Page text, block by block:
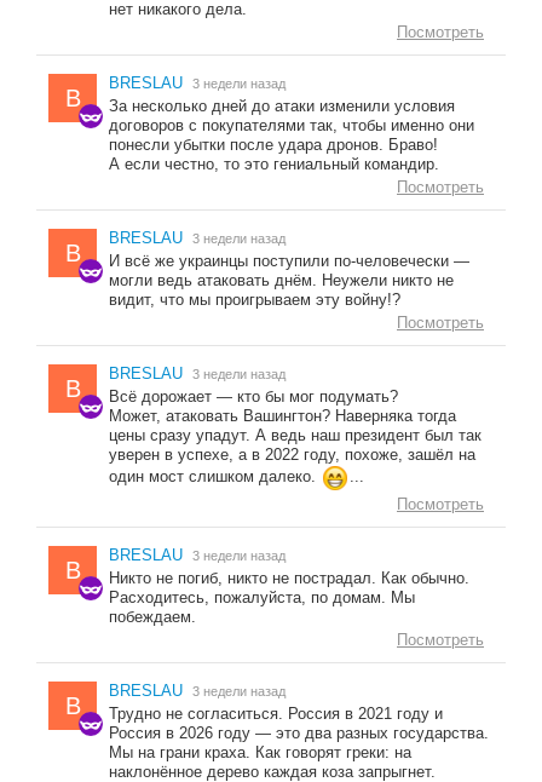
нет никакого дела.
Посмотреть
B
BRESLAU 3 недели назад
За несколько дней до атаки изменили условия
договоров с покупателями так, чтобы именно они
понесли убытки после удара дронов. Браво!
А если честно, то это гениальный командир.
Посмотреть
B
BRESLAU 3 недели назад
И всё же украинцы поступили по-человечески —
могли ведь атаковать днём. Неужели никто не
видит, что мы проигрываем эту войну!?
Посмотреть
B
BRESLAU 3 недели назад
Всё дорожает — кто бы мог подумать?
Может, атаковать Вашингтон? Наверняка тогда
цены сразу упадут. А ведь наш президент был так
уверен в успехе, а в 2022 году, похоже, зашёл на
один мост слишком далеко.
...
Посмотреть
B
BRESLAU 3 недели назад
Никто не погиб, никто не пострадал. Как обычно.
Расходитесь, пожалуйста, по домам. Мы
побеждаем.
Посмотреть
B
BRESLAU 3 недели назад
Трудно не согласиться. Россия в 2021 году и
Россия в 2026 году — это два разных государства.
Мы на грани краха. Как говорят греки: на
наклонённое дерево каждая коза запрыгнет.